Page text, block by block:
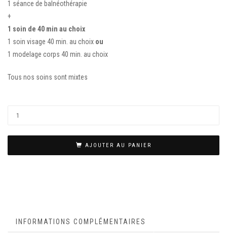
1 séance de balnéothérapie
+
1 soin de 40 min au choix
1 soin visage 40 min. au choix ou
1 modelage corps 40 min. au choix
Tous nos soins sont mixtes
AJOUTER AU PANIER
INFORMATIONS COMPLÉMENTAIRES